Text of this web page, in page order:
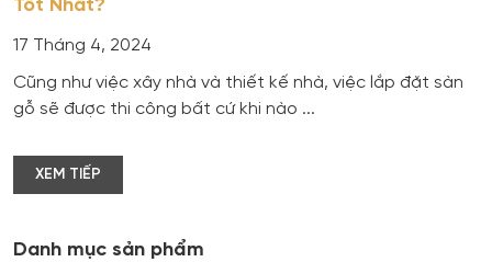
Tốt Nhất?
17 Tháng 4, 2024
Cũng như việc xây nhà và thiết kế nhà, việc lắp đặt sàn
gỗ sẽ được thi công bất cứ khi nào ...
XEM TIẾP
Danh mục sản phẩm